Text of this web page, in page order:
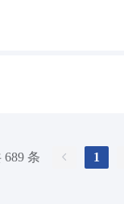
689 条 1